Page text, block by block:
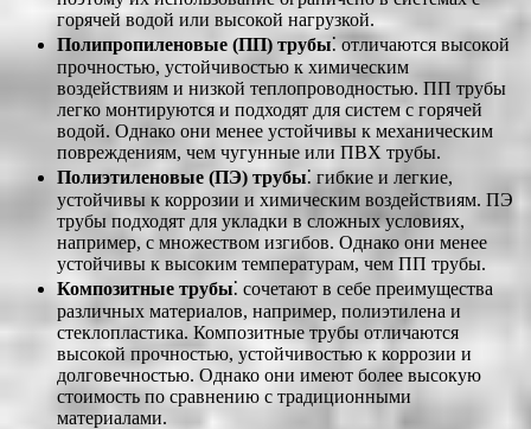
горячей водой или высокой нагрузкой.
Полипропиленовые (ПП) трубы⁚ отличаются высокой
прочностью, устойчивостью к химическим
воздействиям и низкой теплопроводностью. ПП трубы
легко монтируются и подходят для систем с горячей
водой. Однако они менее устойчивы к механическим
повреждениям, чем чугунные или ПВХ трубы.
Полиэтиленовые (ПЭ) трубы⁚ гибкие и легкие,
устойчивы к коррозии и химическим воздействиям. ПЭ
трубы подходят для укладки в сложных условиях,
например, с множеством изгибов. Однако они менее
устойчивы к высоким температурам, чем ПП трубы.
Композитные трубы⁚ сочетают в себе преимущества
различных материалов, например, полиэтилена и
стеклопластика. Композитные трубы отличаются
высокой прочностью, устойчивостью к коррозии и
долговечностью. Однако они имеют более высокую
стоимость по сравнению с традиционными
материалами.